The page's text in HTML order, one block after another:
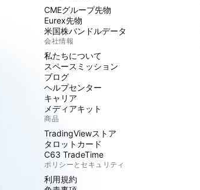
CMEグループ先物
Eurex先物
米国株バンドルデータ
会社情報
私たちについて
スペースミッション
ブログ
ヘルプセンター
キャリア
メディアキット
商品
TradingViewストア
タロットカード
C63 TradeTime
ポリシーとセキュリティ
利用規約